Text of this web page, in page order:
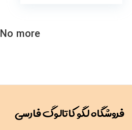
No more!
فروشگاه لگو کاتالوگ فارسی